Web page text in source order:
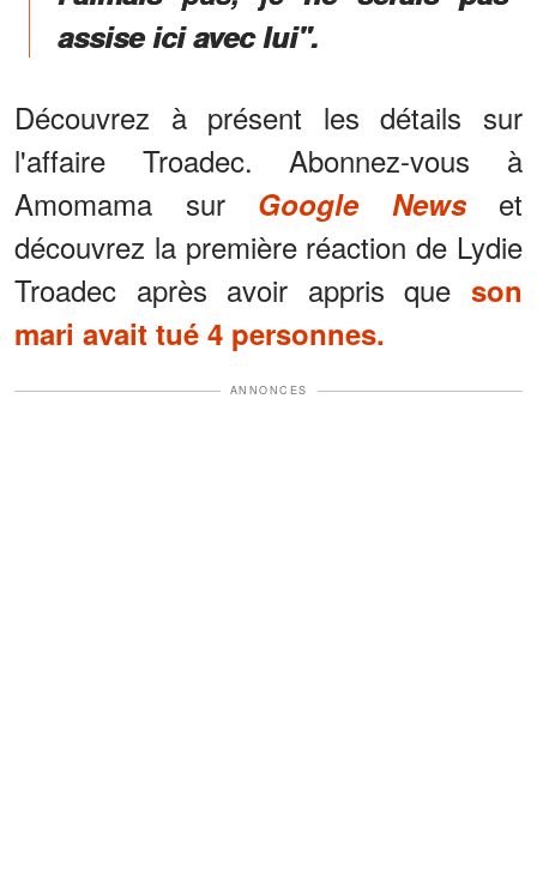
assise ici avec lui".
Découvrez à présent les détails sur
l'affaire Troadec. Abonnez-vous à
Amomama sur Google News
et
découvrez la première réaction de Lydie
Troadec après avoir appris que son
mari avait tué 4 personnes.
ANNONCES